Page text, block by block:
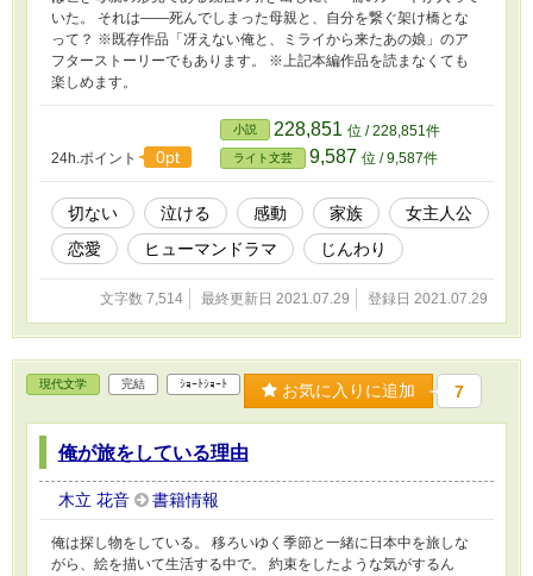
いた。 それは――死んでしまった母親と、自分を繋ぐ架け橋とな
って？ ※既存作品「冴えない俺と、ミライから来たあの娘」のア
フターストーリーでもあります。 ※上記本編作品を読まなくても
楽しめます。
24h.ポイント 0pt
小説 228,851 位 / 228,851件
ライト文芸 9,587 位 / 9,587件
切ない 泣ける 感動 家族
女主人公
恋愛
ヒューマンドラマ じんわり
文字数 7,514 最終更新日 2021.07.29 登録日 2021.07.29
現代文学 完結 ｼｮｰﾄｼｮｰﾄ お気に入りに追加 7
俺が旅をしている理由
木立 花音 書籍情報
俺は探し物をしている。 移ろいゆく季節と一緒に日本中を旅しな
がら、絵を描いて生活する中で。 約束をしたような気がするん